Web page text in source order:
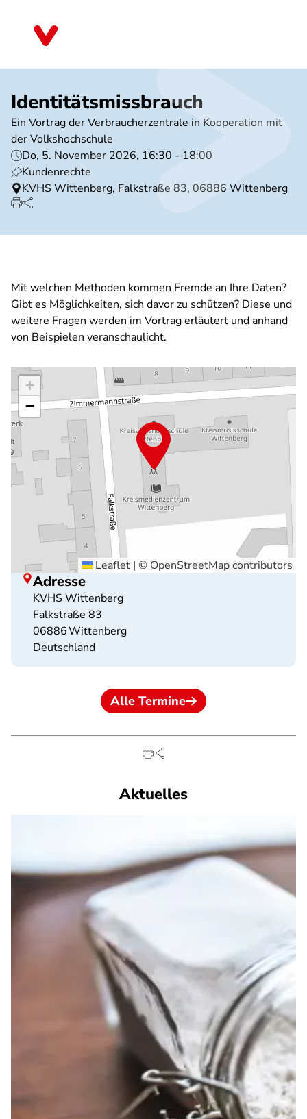
Identitätsmissbrauch
Ein Vortrag der Verbraucherzentrale in Kooperation mit
der Volkshochschule
Do, 5. November 2026, 16:30 - 18:00
Kundenrechte
KVHS Wittenberg, Falkstraße 83, 06886 Wittenberg
Mit welchen Methoden kommen Fremde an Ihre Daten?
Gibt es Möglichkeiten, sich davor zu schützen? Diese und
weitere Fragen werden im Vortrag erläutert und anhand
von Beispielen veranschaulicht.
+
−
Leaflet | © OpenStreetMapcontributors
Adresse
KVHS Wittenberg
Falkstraße 83
06886Wittenberg
Deutschland
Alle Termine
Aktuelles